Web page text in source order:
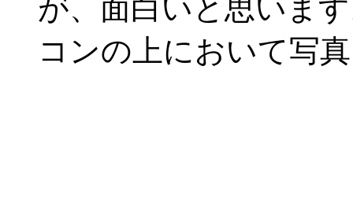
が、面白いと思いま
コンの上において写